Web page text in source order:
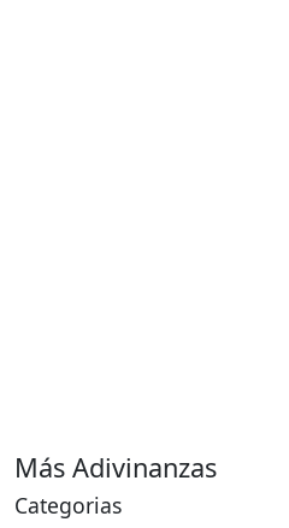
Más Adivinanzas
Categorias